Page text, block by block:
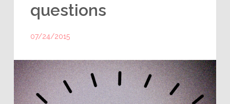
questions
07/24/2015